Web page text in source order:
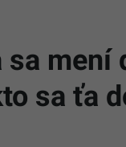
sa
sa ťa